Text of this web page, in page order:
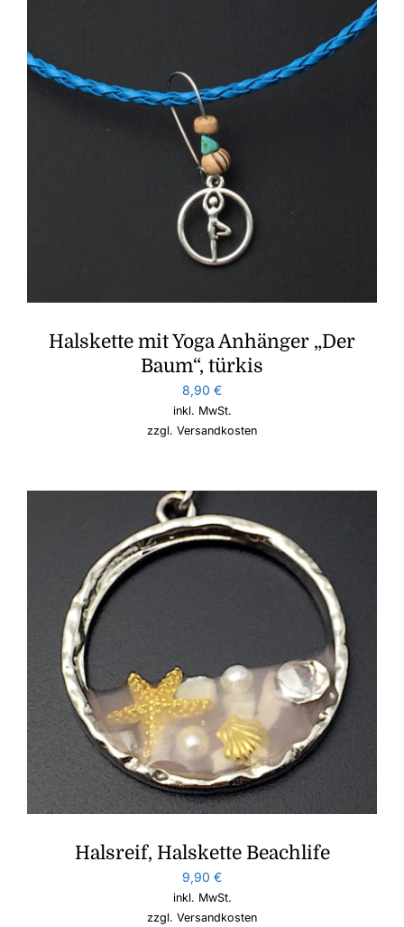
Halskette mit Yoga Anhänger „Der
Baum“, türkis
8,90 €
inkl. MwSt.
zzgl. Versandkosten
Halsreif, Halskette Beachlife
9,90 €
inkl. MwSt.
zzgl. Versandkosten